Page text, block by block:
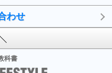
わせ
科書